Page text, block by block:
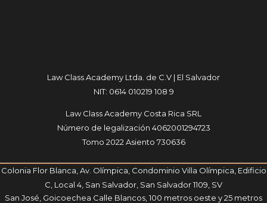
Law Class Academy Ltda. de C.V | El Salvador
NIT: 0614 010219 108 9
Law Class Academy Costa Rica SRL
Número de legalización 4062001294723
Tomo 2022 Asiento 730636
Colonia Flor Blanca, Av. Olímpica, Condominio Villa Olímpica, Edificio
C, Local 4, San Salvador, San Salvador 1109, SV
San José, Goicoechea Calle Blancos, 100 metros oeste y 25 metros